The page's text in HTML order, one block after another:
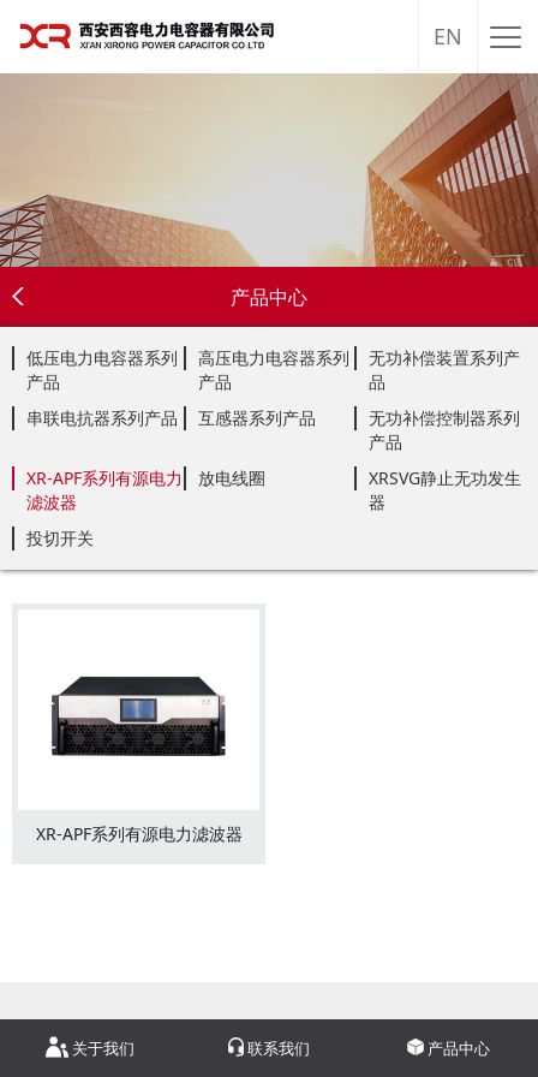
EN
产品中心
低压电力电容器系列
产品
高压电力电容器系列
产品
无功补偿装置系列产
品
串联电抗器系列产品
互感器系列产品
无功补偿控制器系列
产品
XR-APF系列有源电力
滤波器
放电线圈
XRSVG静止无功发生
器
投切开关
XR-APF系列有源电力滤波器
关于我们 联系我们 产品中心